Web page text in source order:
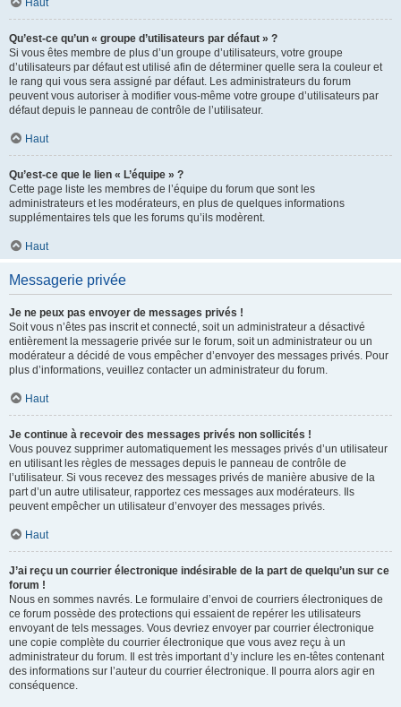
Haut
Qu’est-ce qu’un « groupe d’utilisateurs par défaut » ?
Si vous êtes membre de plus d’un groupe d’utilisateurs, votre groupe
d’utilisateurs par défaut est utilisé afin de déterminer quelle sera la couleur et
le rang qui vous sera assigné par défaut. Les administrateurs du forum
peuvent vous autoriser à modifier vous-même votre groupe d’utilisateurs par
défaut depuis le panneau de contrôle de l’utilisateur.
Haut
Qu’est-ce que le lien « L’équipe » ?
Cette page liste les membres de l’équipe du forum que sont les
administrateurs et les modérateurs, en plus de quelques informations
supplémentaires tels que les forums qu’ils modèrent.
Haut
Messagerie privée
Je ne peux pas envoyer de messages privés !
Soit vous n’êtes pas inscrit et connecté, soit un administrateur a désactivé
entièrement la messagerie privée sur le forum, soit un administrateur ou un
modérateur a décidé de vous empêcher d’envoyer des messages privés. Pour
plus d’informations, veuillez contacter un administrateur du forum.
Haut
Je continue à recevoir des messages privés non sollicités !
Vous pouvez supprimer automatiquement les messages privés d’un utilisateur
en utilisant les règles de messages depuis le panneau de contrôle de
l’utilisateur. Si vous recevez des messages privés de manière abusive de la
part d’un autre utilisateur, rapportez ces messages aux modérateurs. Ils
peuvent empêcher un utilisateur d’envoyer des messages privés.
Haut
J’ai reçu un courrier électronique indésirable de la part de quelqu’un sur ce
forum !
Nous en sommes navrés. Le formulaire d’envoi de courriers électroniques de
ce forum possède des protections qui essaient de repérer les utilisateurs
envoyant de tels messages. Vous devriez envoyer par courrier électronique
une copie complète du courrier électronique que vous avez reçu à un
administrateur du forum. Il est très important d’y inclure les en-têtes contenant
des informations sur l’auteur du courrier électronique. Il pourra alors agir en
conséquence.